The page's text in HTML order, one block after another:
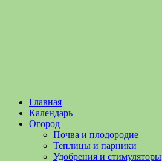
Садоводство
Огородничество
Садоводство
огородничество
полезные
Главная
Календарь
Огород
Почва и плодородие
Теплицы и парники
Удобрения и стимуляторы